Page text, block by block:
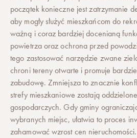
początek konieczne jest zatrzymanie
aby mogły służyć mieszkańcom do
ważną i coraz bardziej docenianą
powietrza oraz ochrona przed
tego zastosować narzędzie zwane
chroni tereny otwarte i promuje
zabudowę. Zmniejsza to znacznie
strefy mieszkaniowe zostają
gospodarczych. Gdy gminy
wybranych miejsc, ułatwia to proces
zahamować wzrost cen